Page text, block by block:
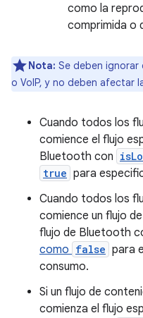
como la
comprimida o
Nota: Se deben
o VoIP, y no deben afectar
Cuando todos los
comience el flujo
Bluetooth con
true para
Cuando todos los
comience un flujo
flujo de Bluetooth
como false para
consumo.
Si un flujo de
comienza el flujo